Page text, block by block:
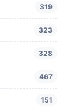
319
323
328
467
151